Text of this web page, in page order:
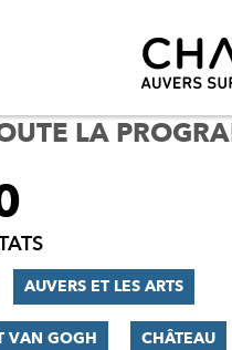
LA
AUVERS ET LES ARTS
VAN GOGH CHÂTEAU